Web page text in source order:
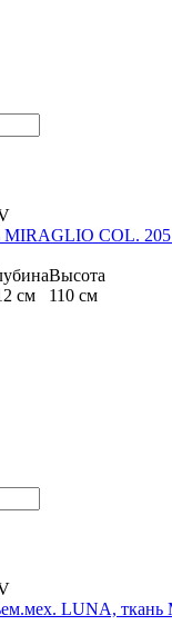
MIRAGLIO COL.
см
Высота
110 см
LUNA,